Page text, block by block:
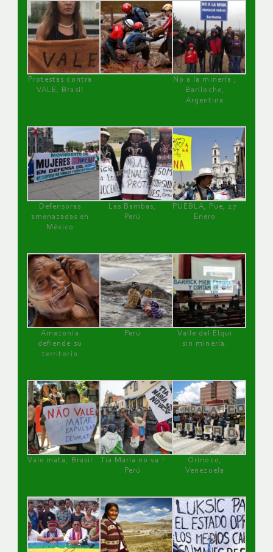
Protestas contra
VALE, Brasil
No a la minería ,
Bariloche,
Argentina
Defensoras
amenazadas en
México
Las Bambas,
Perú
PUEBLA, Pue, 27
Enero
Amazonía
defiende su
territorio
Perú
Valle del Elqui
sin minería.
Vale mata, Brasil
Tía María no va !
Perú
Orinoco,
Venezuela